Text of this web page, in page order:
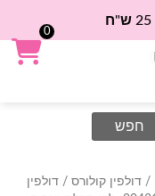
/ דולפין קולורס / דולפין
0